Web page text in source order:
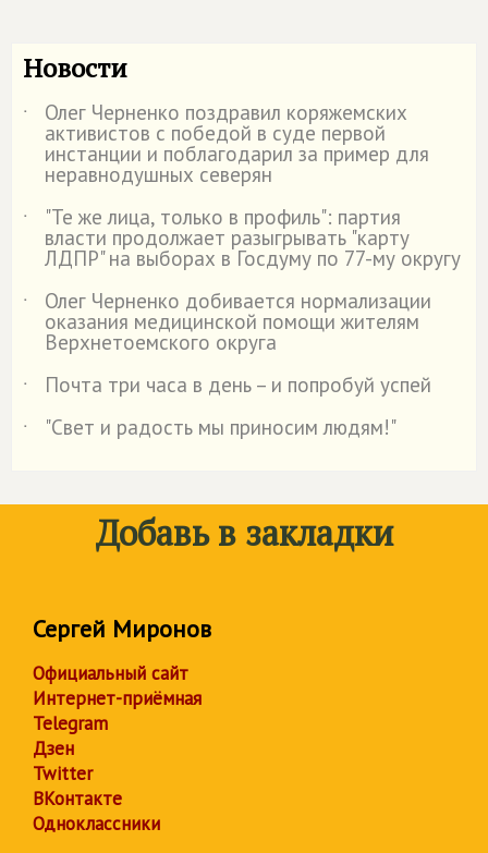
Новости
˙ Олег Черненко поздравил коряжемских
активистов с победой в суде первой
инстанции и поблагодарил за пример для
неравнодушных северян
˙
"Те же лица, только в профиль": партия
власти продолжает разыгрывать "карту
ЛДПР" на выборах в Госдуму по 77-му округу
˙
Олег Черненко добивается нормализации
оказания медицинской помощи жителям
Верхнетоемского округа
˙
Почта три часа в день – и попробуй успей
˙
"Свет и радость мы приносим людям!"
Добавь в закладки
Сергей Миронов
Официальный сайт
Интернет-приёмная
Telegram
Дзен
Twitter
ВКонтакте
Одноклассники